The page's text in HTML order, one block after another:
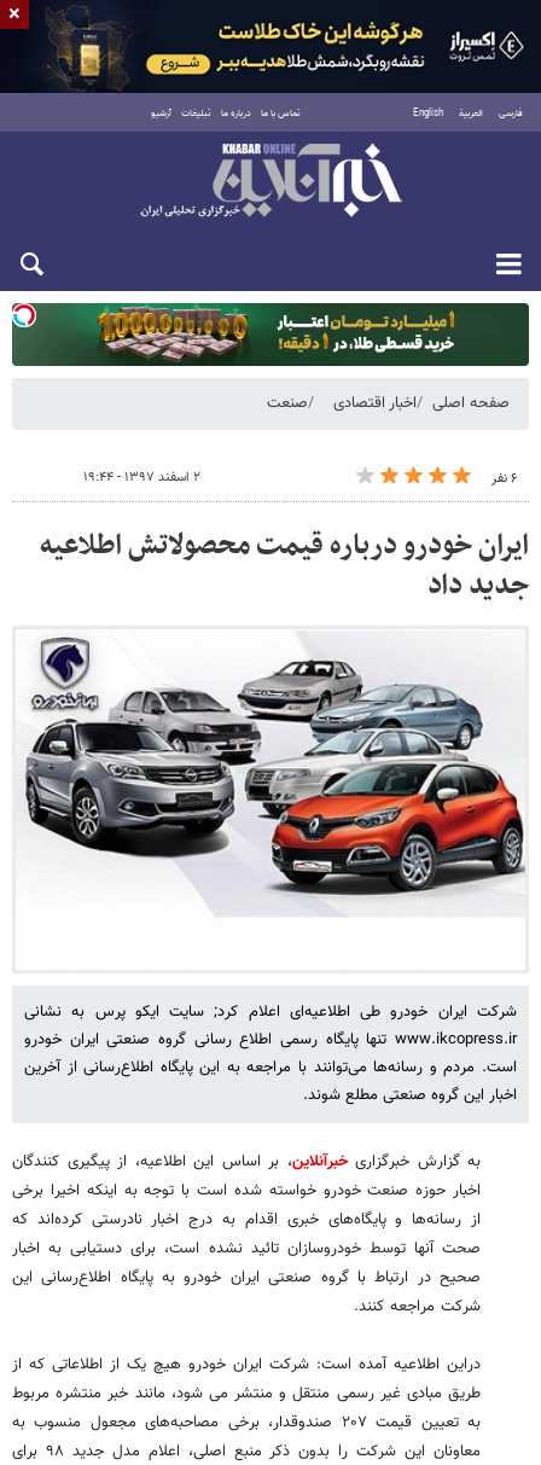
فارسی العربية English تماس با ما درباره ما تبلیغات آرشیو
دوشنبه ۱۹ مرداد ۱۴۰۵
صفحه اصلی اخبار اقتصادی صنعت
۶ نفر ۲ اسفند ۱۳۹۷ - ۱۹:۴۴
ایران خودرو درباره قیمت محصولاتش اطلاعیه
جدید داد
شرکت ایران خودرو طی اطلاعیه‌ای اعلام کرد; سایت ایکو پرس به نشانی
www.ikcopress.ir تنها پایگاه رسمی اطلاع رسانی گروه صنعتی ایران خودرو
است. مردم و رسانه‌ها می‌توانند با مراجعه به این پایگاه اطلاع‌رسانی از آخرین
اخبار این گروه صنعتی مطلع شوند.
به گزارش خبرگزاریخبرآنلاین، بر اساس این اطلاعیه، از پیگیری کنندگان
اخبار حوزه صنعت خودرو خواسته شده است با توجه به اینکه اخیرا برخی
از رسانه‌ها و پایگاه‌های خبری اقدام به درج اخبار نادرستی کرده‌اند که
صحت آنها توسط خودروسازان تائید نشده است، برای دستیابی به اخبار
صحیح در ارتباط با گروه صنعتی ایران خودرو به پایگاه اطلاع‌رسانی این
شرکت مراجعه کنند.
دراین اطلاعیه آمده است: شرکت ایران خودرو هیچ یک از اطلاعاتی که از
طریق مبادی غیر رسمی منتقل و منتشر می شود، مانند خبر منتشره مربوط
به تعیین قیمت ۲۰۷ صندوقدار، برخی مصاحبه‌های مجعول منسوب به
معاونان این شرکت را بدون ذکر منبع اصلی، اعلام مدل جدید ۹۸ برای
×